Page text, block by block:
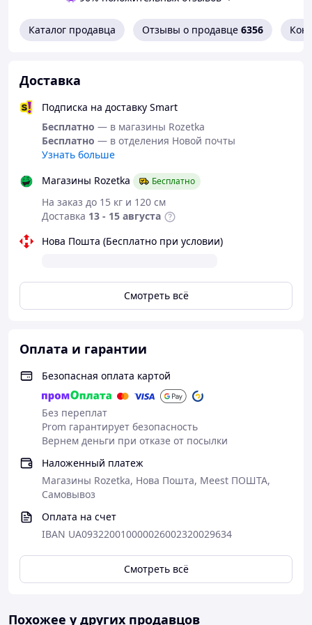
количество других полезных вещей по
ценах:
средства по уходу за обувью, аксессуарами
обложки для документов, удостоверений
швейные нитки, тесьму и фурнитуру
средства для уборки и декора
препараты для борьбы с насекомыми и
грызунами
другого.
Каталог продавца Отзывы о продавце 6356
Доставка
Подписка на доставку Smart
Бесплатно — в магазины Rozetka
Бесплатно — в отделения Новой почты
Узнать больше
Магазины Rozetka
Бесплатно
На заказ до 15 кг и 120 см
Доставка 13 - 15 августа
Нова Пошта (Бесплатно при условии)
Смотреть всё
Оплата и гарантии
Безопасная оплата картой
Без переплат
Prom гарантирует безопасность
Вернем деньги при отказе от посылки
Наложенный платеж
Магазины Rozetka, Нова Пошта, Meest ПОШТА,
Самовывоз
Оплата на счет
IBAN UA093220010000026002320029634
Смотреть всё
Похожее у других продавцов